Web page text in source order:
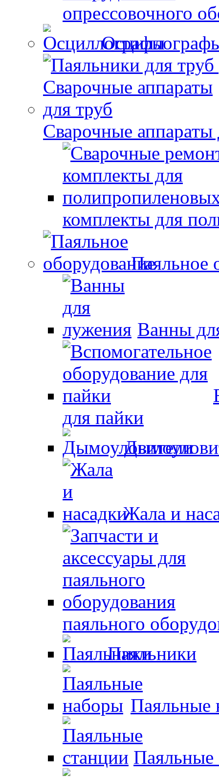
опрессовочного
Сварочные аппараты
комплекты для
Паяльное
Ванны
для пайки
Жала и
паяльного
Паяльники
Паяльные
Паяльные